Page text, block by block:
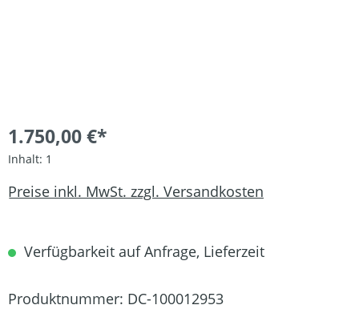
1.750,00 €*
Inhalt: 1
Preise inkl. MwSt. zzgl. Versandkosten
Verfügbarkeit auf Anfrage, Lieferzeit
Produktnummer: DC-100012953